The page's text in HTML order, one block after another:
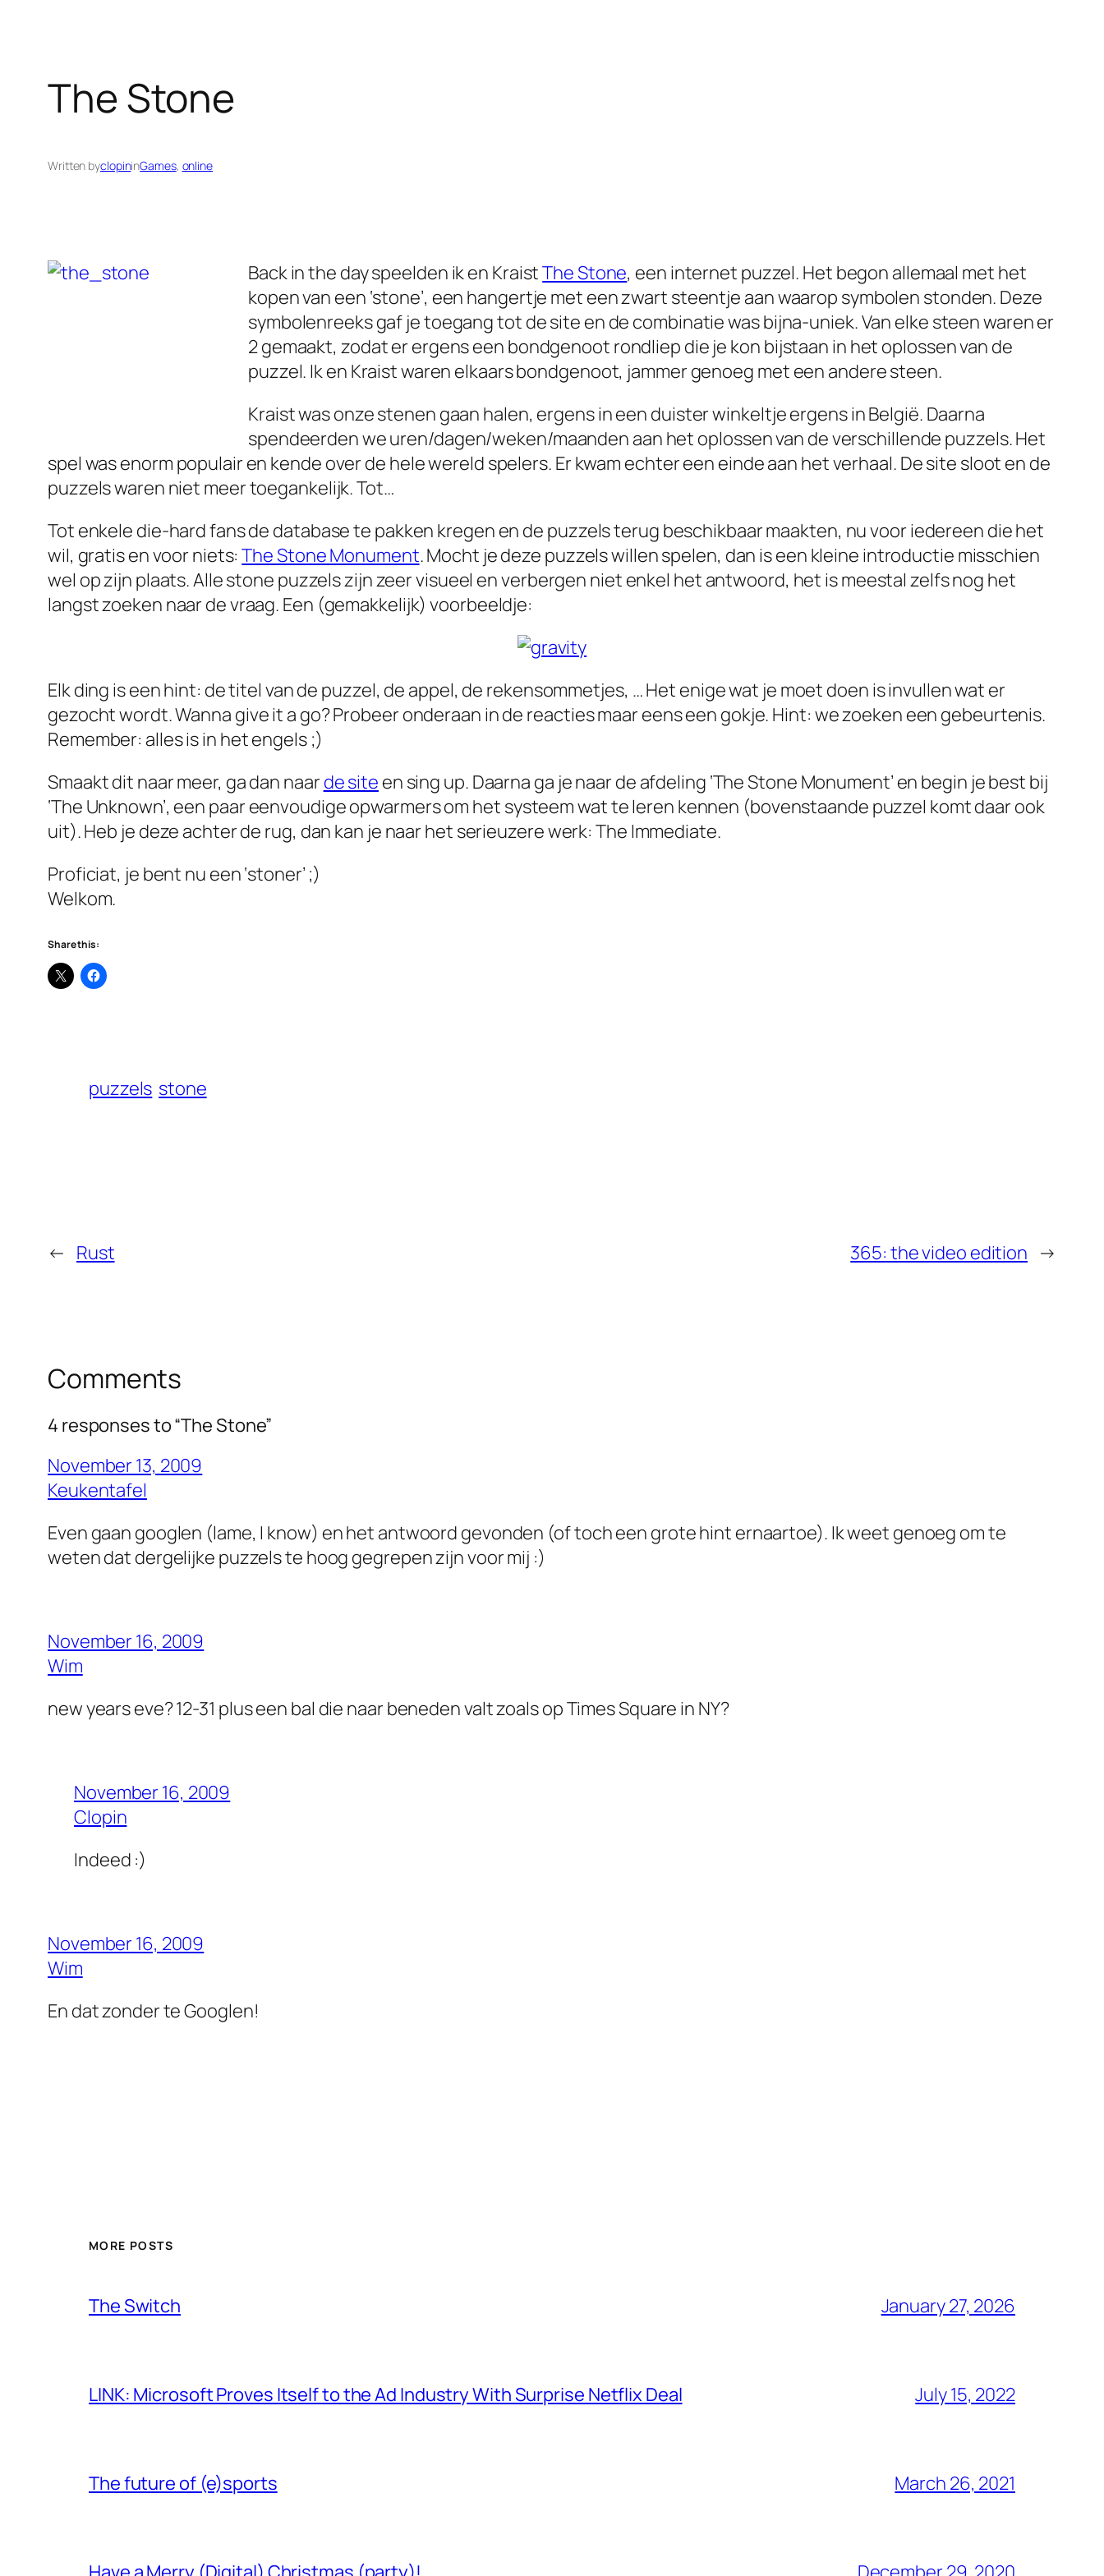
The Stone
Written byclopininGames, online
Back in the dayspeelden ik en KraistThe Stone, een internet puzzel. Het begon allemaal met het
kopen van een ‘stone’, een hangertje met een zwart steentje aan waarop symbolen stonden. Deze
symbolenreeks gaf je toegang tot de site en de combinatie was bijna-uniek. Van elke steen waren er
2 gemaakt, zodat er ergens een bondgenoot rondliep die je kon bijstaan in het oplossen van de
puzzel. Ik en Kraist waren elkaars bondgenoot, jammer genoeg met een andere steen.
Kraist was onze stenen gaan halen, ergens in een duister winkeltje ergens in België. Daarna
spendeerden we uren/dagen/weken/maanden aan het oplossen van de verschillende puzzels. Het
spel was enorm populair en kende over de hele wereld spelers. Er kwam echter een einde aan het verhaal. De site sloot en de
puzzels waren niet meer toegankelijk. Tot…
Tot enkele die-hard fans de database te pakken kregen en de puzzels terug beschikbaar maakten, nu voor iedereen die het
wil, gratis en voor niets:The Stone Monument. Mocht je deze puzzels willen spelen, dan is een kleine introductie misschien
wel op zijn plaats. Alle stone puzzels zijn zeer visueel en verbergen niet enkel het antwoord, het is meestal zelfs nog het
langst zoeken naar de vraag. Een (gemakkelijk) voorbeeldje:
Elk ding is een hint: de titel van de puzzel, de appel, de rekensommetjes, … Het enige wat je moet doen is invullen wat er
gezocht wordt. Wanna give it a go? Probeer onderaan in de reacties maar eens een gokje. Hint: we zoeken een gebeurtenis.
Remember: alles is in het engels ;)
Smaakt dit naar meer, ga dan naar de site en sing up. Daarna ga je naar de afdeling ‘The Stone Monument’ en begin je best bij
‘The Unknown’, een paar eenvoudige opwarmers om het systeem wat te leren kennen (bovenstaande puzzel komt daar ook
uit). Heb je deze achter de rug, dan kan je naar het serieuzere werk: The Immediate.
Proficiat, je bent nu een ‘stoner’ ;)
Welkom.
Share this:
puzzels stone
← Rust 365: the video edition →
Comments
4 responses to “The Stone”
November 13, 2009
Keukentafel
Even gaan googlen (lame, I know) en het antwoord gevonden (of toch een grote hint ernaartoe). Ik weet genoeg om te
weten dat dergelijke puzzels te hoog gegrepen zijn voor mij :)
November 16, 2009
Wim
new years eve? 12-31 plus een bal die naar beneden valt zoals op Times Square in NY?
November 16, 2009
Clopin
Indeed :)
November 16, 2009
Wim
En dat zonder te Googlen!
MORE POSTS
The Switch January 27, 2026
LINK: Microsoft Proves Itself to the Ad Industry With Surprise Netflix Deal July 15, 2022
The future of (e)sports March 26, 2021